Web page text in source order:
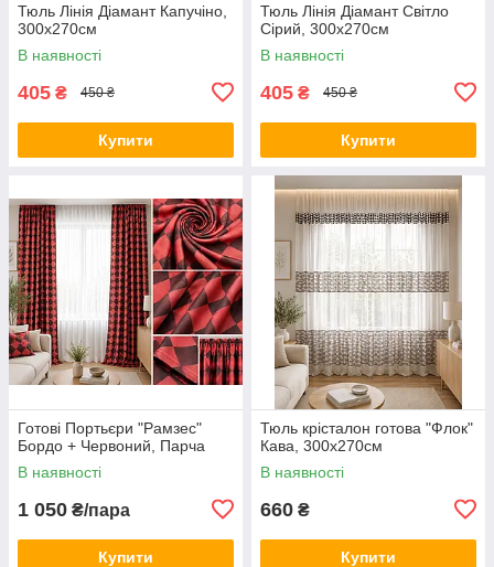
Тюль Лінія Діамант Капучіно,
300х270см
В наявності
405 ₴ 450 ₴
Купити
Тюль Лінія Діамант Світло
Сірий, 300х270см
В наявності
405 ₴ 450 ₴
Купити
Готові Портьєри "Рамзес"
Бордо + Червоний, Парча
В наявності
1 050 ₴/пара
Купити
Тюль крісталон готова "Флок"
Кава, 300х270см
В наявності
660 ₴
Купити